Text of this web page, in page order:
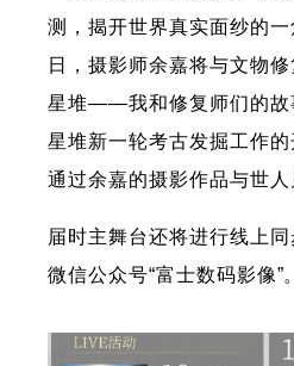
测，揭开世界真实面纱的一
日，摄影师余嘉将与文物
星堆——我和修复师们的故
星堆新一轮考古发掘工作
通过余嘉的摄影作品与世人
届时主舞台还将进行线上
微信公众号“富士数码影像”。